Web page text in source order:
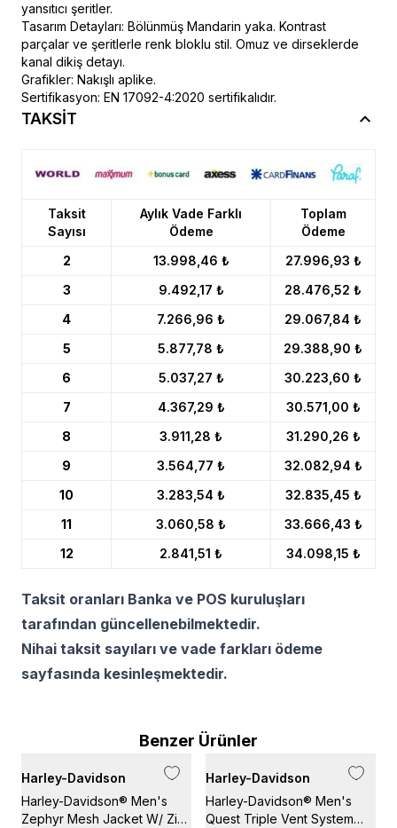
yansıtıcı şeritler.
Tasarım Detayları: Bölünmüş Mandarin yaka. Kontrast
parçalar ve şeritlerle renk bloklu stil. Omuz ve dirseklerde
kanal dikiş detayı.
Grafikler: Nakışlı aplike.
Sertifikasyon: EN 17092-4:2020 sertifikalıdır.
TAKSİT
Taksit
Sayısı
Aylık Vade Farklı
Ödeme
Toplam
Ödeme
2
13.998,46 ₺
27.996,93 ₺
3
9.492,17 ₺
28.476,52 ₺
4
7.266,96 ₺
29.067,84 ₺
5
5.877,78 ₺
29.388,90 ₺
6
5.037,27 ₺
30.223,60 ₺
7
4.367,29 ₺
30.571,00 ₺
8
3.911,28 ₺
31.290,26 ₺
9
3.564,77 ₺
32.082,94 ₺
10
3.283,54 ₺
32.835,45 ₺
11
3.060,58 ₺
33.666,43 ₺
12
2.841,51 ₺ 34.098,15 ₺
Taksit oranları Banka ve POS kuruluşları
tarafından güncellenebilmektedir.
Nihai taksit sayıları ve vade farkları ödeme
sayfasında kesinleşmektedir.
Benzer Ürünler
Harley-Davidson
Harley-Davidson® Men's
Zephyr Mesh Jacket W/ Zip-
Harley-Davidson
Harley-Davidson® Men's
Quest Triple Vent System